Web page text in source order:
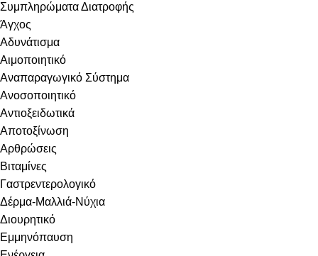
Συμπληρώματα Διατροφής
Άγχος
Αδυνάτισμα
Αιμοποιητικό
Αναπαραγωγικό Σύστημα
Ανοσοποιητικό
Αντιοξειδωτικά
Αποτοξίνωση
Αρθρώσεις
Βιταμίνες
Γαστρεντερολογικό
Δέρμα-Μαλλιά-Νύχια
Διουρητικό
Εμμηνόπαυση